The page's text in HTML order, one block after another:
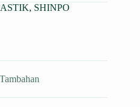
, SHINPO